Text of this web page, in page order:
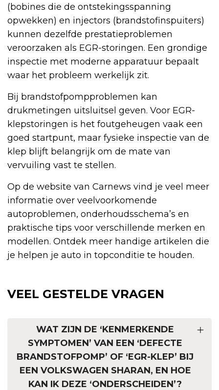
(bobines die de ontstekingsspanning
opwekken) en injectors (brandstofinspuiters)
kunnen dezelfde prestatieproblemen
veroorzaken als EGR-storingen. Een grondige
inspectie met moderne apparatuur bepaalt
waar het probleem werkelijk zit.
Bij brandstofpompproblemen kan
drukmetingen uitsluitsel geven. Voor EGR-
klepstoringen is het foutgeheugen vaak een
goed startpunt, maar fysieke inspectie van de
klep blijft belangrijk om de mate van
vervuiling vast te stellen.
Op de website van Carnews vind je veel meer
informatie over veelvoorkomende
autoproblemen, onderhoudsschema’s en
praktische tips voor verschillende merken en
modellen. Ontdek meer handige artikelen die
je helpen je auto in topconditie te houden.
VEEL GESTELDE VRAGEN
WAT ZIJN DE ‘KENMERKENDE
SYMPTOMEN’ VAN EEN ‘DEFECTE
BRANDSTOFPOMP’ OF ‘EGR-KLEP’ BIJ
EEN VOLKSWAGEN SHARAN, EN HOE
KAN IK DEZE ‘ONDERSCHEIDEN’?